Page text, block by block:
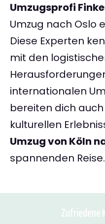
Umzugsprofi
Umzug nach Oslo
Diese Experten
mit den
internationalen
bereiten dich
kulturellen
Umzug von Köln
spannenden Reise.
Zufriedene